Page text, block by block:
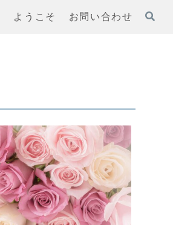
ようこそ お問い合わせ